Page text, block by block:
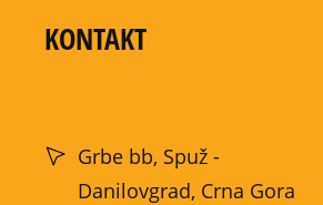
KONTAKT
Grbe bb, Spuž -
Danilovgrad, Crna Gora